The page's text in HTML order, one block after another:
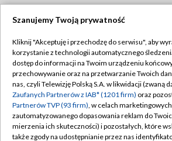
TVP
Abonament TVP
Emisja w TVP
Centrum informacji TVP
Naziemna Telewizja Cyfrowa
Regulamin TVP
Polityka
Moje zgody
Pomoc
Szanujemy Twoją prywatność
Kliknij "Akceptuję i przechodzę do serwisu", aby
korzystanie z technologii automatycznego
dostęp do informacji na Twoim urządzeniu
przechowywanie oraz na przetwarzanie Twoich
nas, czyli Telewizję Polską S.A. w likwidacji (zwaną
Zaufanych Partnerów z IAB* (1201 firm) oraz
Partnerów TVP (93 firm), w celach
zautomatyzowanego dopasowania reklam do
mierzenia ich skuteczności) i pozostałych, które
także zgody na udostępnianie przez nas